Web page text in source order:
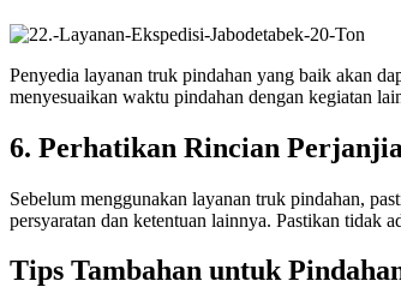
Penyedia layanan truk pindahan yang baik akan
menyesuaikan waktu pindahan dengan kegiatan
6. Perhatikan Rincian
Sebelum menggunakan layanan truk pindahan,
persyaratan dan ketentuan lainnya. Pastikan tidak
Tips Tambahan untuk